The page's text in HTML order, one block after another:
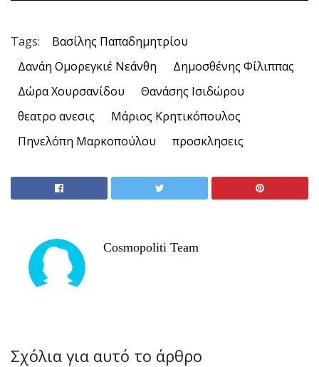
Tags:
Βασίλης Παπαδημητρίου
Δανάη Ομορεγκιέ Νεάνθη
Δημοσθένης Φίλιππας
Δώρα Χουρσανίδου
Θανάσης Ισιδώρου
θεατρο ανεσις
Μάριος Κρητικόπουλος
Πηνελόπη Μαρκοπούλου
προσκλησεις
Cosmopoliti Team
Σχόλια για αυτό το άρθρο